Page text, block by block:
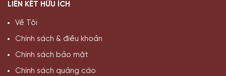
LIÊN KẾT HỮU ÍCH
Về Tôi
Chính sách & điều khoản
Chính sách bảo mật
Chính sách quảng cáo